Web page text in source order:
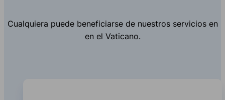
Cualquiera puede beneficiarse de nuestros servicios en
en el Vaticano.